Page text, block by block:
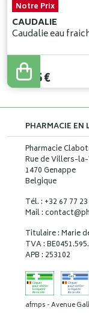
Notre Prix
CAUDALIE
24,65€
PHARMACIE EN
Pharmacie
Rue de Villers-
1470 Genappe
Belgique
Tél. : +32 67 77 23
Mail : contact@
Titulaire : Marie
TVA :
APB : 253102
afmps - Avenue